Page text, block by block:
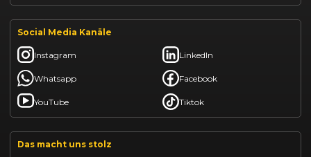
Social Media Kanäle
Instagram LinkedIn
Whatsapp Facebook
YouTube Tiktok
Das macht uns stolz